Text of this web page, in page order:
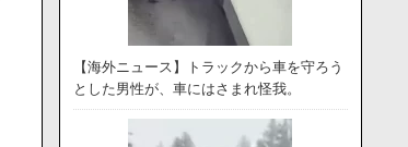
【海外ニュース】トラックから車を守ろう
とした男性が、車にはさまれ怪我。